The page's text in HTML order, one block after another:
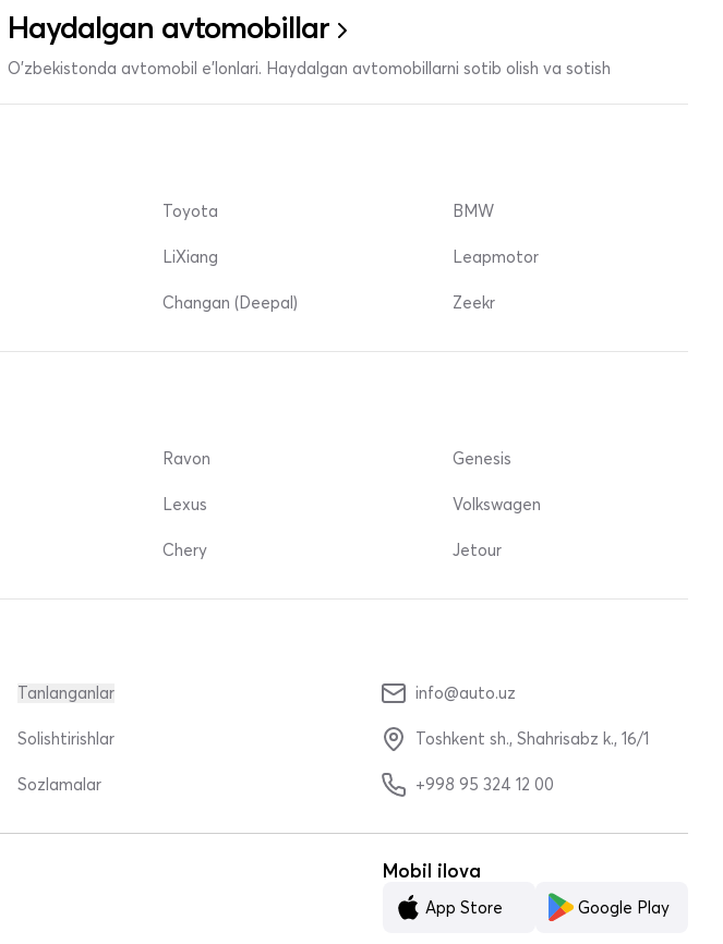
Haydalgan avtomobillar
O'zbekistonda avtomobil e’lonlari. Haydalgan avtomobillarni sotib olish va sotish
Toyota
LiXiang
Changan (Deepal)
BMW
Leapmotor
Zeekr
Ravon
Lexus
Chery
Genesis
Volkswagen
Jetour
Tanlanganlar
Solishtirishlar
Sozlamalar
info@auto.uz
Toshkent sh., Shahrisabz k., 16/1
+998 95 324 12 00
Mobil ilova
App Store Google Play